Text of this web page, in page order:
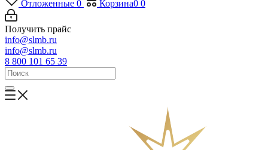
Отложенные 0 Корзина0 0
Получить прайс
info@slmb.ru
info@slmb.ru
8 800 101 65 39